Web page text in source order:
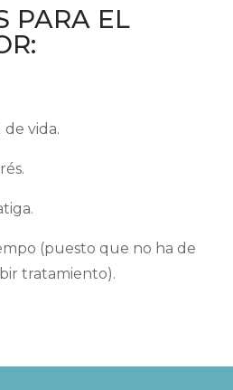
PARA EL
de vida.
(puesto que no ha de
tratamiento).